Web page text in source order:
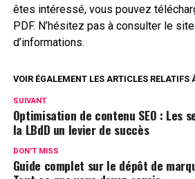
êtes intéressé, vous pouvez
PDF. N’hésitez pas à consulter le
d’informations.
VOIR ÉGALEMENT LES ARTICLES RELATIFS
SUIVANT
Optimisation de contenu SEO : Les
la LBdD un levier de succès
DON'T MISS
Guide complet sur le dépôt de